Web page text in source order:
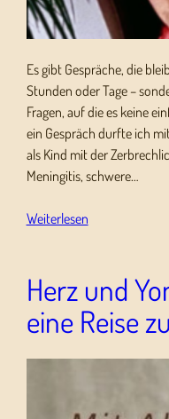
Es gibt Gespräche, die
Stunden oder Tage –
Fragen, auf die es keine
ein Gespräch durfte ich
als Kind mit der
Meningitis, schwere…
Weiterlesen
Herz und
eine Reise